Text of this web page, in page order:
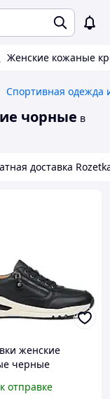
Женские кожаные
Спортивная одежда
чорные в
доставка
женские
черные
отправке